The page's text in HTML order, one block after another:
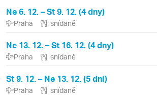
Ne 6. 12. – St 9. 12. (4 dny)
Praha snídaně
Ne 13. 12. – St 16. 12. (4 dny)
Praha snídaně
St 9. 12. – Ne 13. 12. (5 dní)
Praha snídaně